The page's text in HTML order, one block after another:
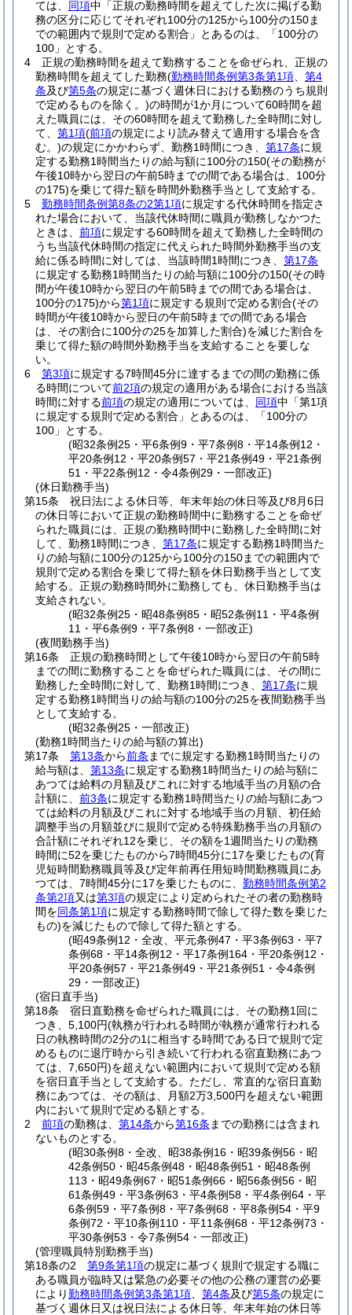
ては、 同項中「正規の勤務時間を超えてした次に掲げる勤
務の区分に応じてそれぞれ100分の125から100分の150ま
での範囲内で規則で定める割合」とあるのは、「100分の
100」とする。
4
正規の勤務時間を超えて勤務することを命ぜられ、正規の
勤務時間を超えてした勤務(勤務時間条例第3条第1項
第4
条及び第5条の規定に基づく週休日における勤務のうち規則
で定めるものを除く。)の時間が1か月について60時間を超
えた職員には、その60時間を超えて勤務した全時間に対し
て、 第1項(前項の規定により読み替えて適用する場合を含
む。)の規定にかかわらず、勤務1時間につき、 第17条に規
定する勤務1時間当たりの給与額に100分の150(その勤務が
午後10時から翌日の午前5時までの間である場合は、100分
の175)を乗じて得た額を時間外勤務手当として支給する。
5
勤務時間条例第8条の2第1項に規定する代休時間を指定さ
れた場合において、当該代休時間に職員が勤務しなかつた
ときは、 前項に規定する60時間を超えて勤務した全時間の
うち当該代休時間の指定に代えられた時間外勤務手当の支
給に係る時間に対しては、当該時間1時間につき、 第17条
に規定する勤務1時間当たりの給与額に100分の150(その時
間が午後10時から翌日の午前5時までの間である場合は、
100分の175)から第1項に規定する規則で定める割合(その
時間が午後10時から翌日の午前5時までの間である場合
は、その割合に100分の25を加算した割合)を減じた割合を
乗じて得た額の時間外勤務手当を支給することを要しな
い。
6
第3項に規定する7時間45分に達するまでの間の勤務に係
る時間について前2項の規定の適用がある場合における当該
時間に対する前項の規定の適用については、 同項中「第1項
に規定する規則で定める割合」とあるのは、「100分の
100」とする。
(昭32条例25・平6条例9・平7条例8・平14条例12・
平20条例12・平20条例57・平21条例49・平21条例
51・平22条例12・令4条例29・一部改正)
(休日勤務手当)
第15条
祝日法による休日等、年末年始の休日等及び8月6日
の休日等において正規の勤務時間中に勤務することを命ぜ
られた職員には、正規の勤務時間中に勤務した全時間に対
して、勤務1時間につき、 第17条に規定する勤務1時間当た
りの給与額に100分の125から100分の150までの範囲内で
規則で定める割合を乗じて得た額を休日勤務手当として支
給する。 正規の勤務時間外に勤務しても、休日勤務手当は
支給されない。
(昭32条例25・昭48条例85・昭52条例11・平4条例
11・平6条例9・平7条例8・一部改正)
(夜間勤務手当)
第16条
正規の勤務時間として午後10時から翌日の午前5時
までの間に勤務することを命ぜられた職員には、その間に
勤務した全時間に対して、勤務1時間につき、 第17条に規
定する勤務1時間当りの給与額の100分の25を夜間勤務手当
として支給する。
(昭32条例25・一部改正)
(勤務1時間当たりの給与額の算出)
第17条
第13条から前条 までに規定する勤務1時間当たりの
給与額は、 第13条に規定する勤務1時間当たりの給与額に
あつては給料の月額及びこれに対する地域手当の月額の合
計額に、 前3条に規定する勤務1時間当たりの給与額にあつ
ては給料の月額及びこれに対する地域手当の月額、初任給
調整手当の月額並びに規則で定める特殊勤務手当の月額の
合計額にそれぞれ12を乗じ、その額を1週間当たりの勤務
時間に52を乗じたものから7時間45分に17を乗じたもの(育
児短時間勤務職員等及び定年前再任用短時間勤務職員にあ
つては、7時間45分に17を乗じたものに、 勤務時間条例第2
条第2項又は第3項の規定により定められたその者の勤務時
間を同条第1項に規定する勤務時間で除して得た数を乗じた
もの)を減じたもので除して得た額とする。
(昭49条例12・全改、平元条例47・平3条例63・平7
条例68・平14条例12・平17条例164・平20条例12・
平20条例57・平21条例49・平21条例51・令4条例
29・一部改正)
(宿日直手当)
第18条
宿日直勤務を命ぜられた職員には、その勤務1回に
つき、5,100円(執務が行われる時間が執務が通常行われる
日の執務時間の2分の1に相当する時間である日で規則で定
めるものに退庁時から引き続いて行われる宿直勤務にあつ
ては、7,650円)を超えない範囲内において規則で定める額
を宿日直手当として支給する。 ただし、常直的な宿日直勤
務にあつては、その額は、月額2万3,500円を超えない範囲
内において規則で定める額とする。
2
前項の勤務は、 第14条から第16条 までの勤務には含まれ
ないものとする。
(昭30条例8・全改、昭38条例16・昭39条例56・昭
42条例50・昭45条例48・昭48条例51・昭48条例
113・昭49条例67・昭51条例66・昭56条例56・昭
61条例49・平3条例63・平4条例58・平4条例64・平
6条例59・平7条例8・平7条例68・平8条例54・平9
条例72・平10条例110・平11条例68・平12条例73・
平30条例53・令7条例54・一部改正)
(管理職員特別勤務手当)
第18条の2
第9条第1項の規定に基づく規則で規定する職に
ある職員が臨時又は緊急の必要その他の公務の運営の必要
により勤務時間条例第3条第1項 第4条及び第5条の規定に
基づく週休日又は祝日法による休日等、年末年始の休日等